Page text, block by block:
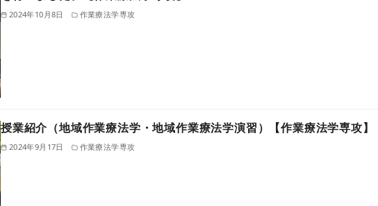
2024年10月8日 作業療法学専攻
授業紹介（地域作業療法学・地域作業療法学演習）【作業療法学専攻】
2024年9月17日 作業療法学専攻